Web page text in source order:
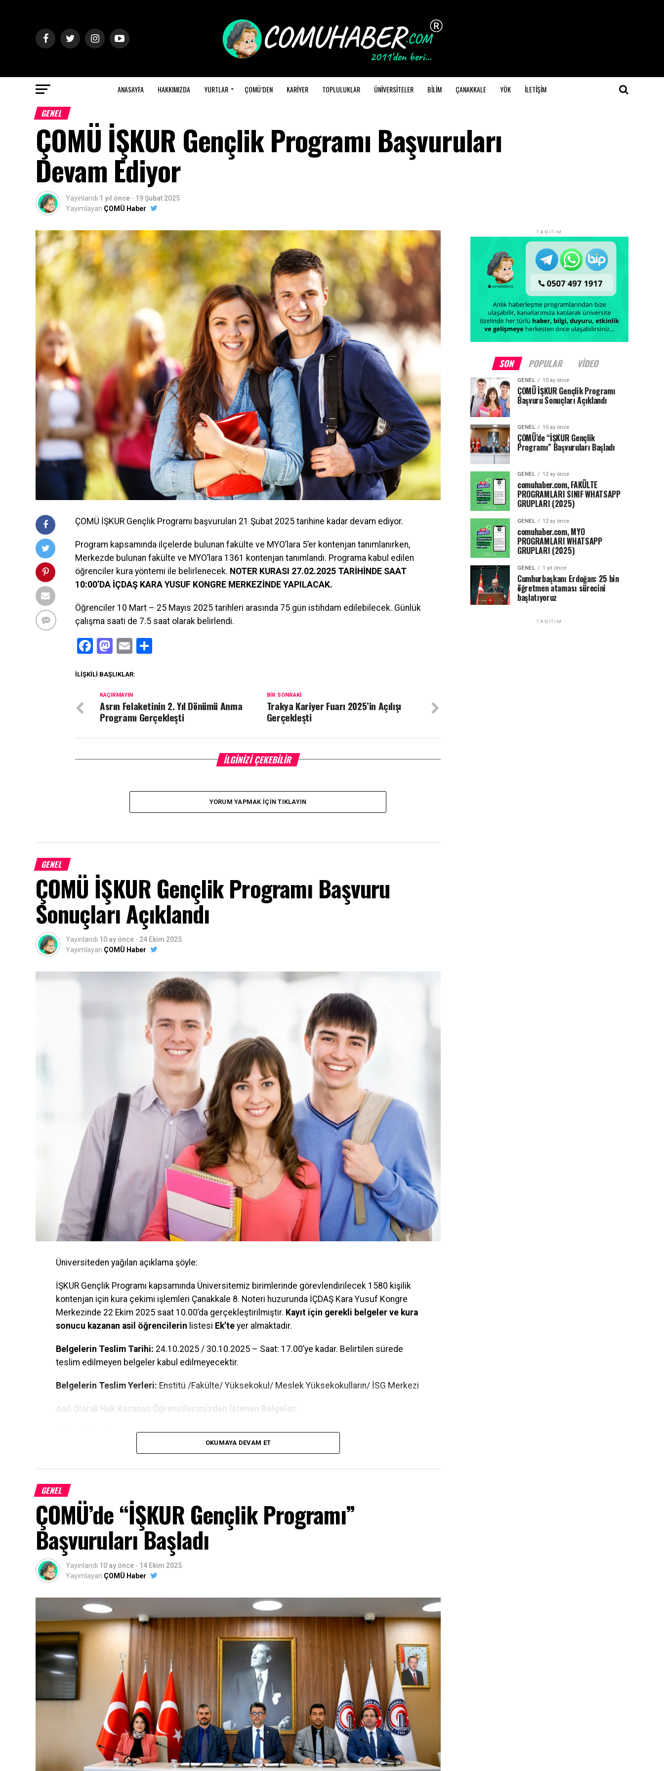
ANASAYFA HAKKIMIZDA YURTLAR ÇOMÜ’DEN KARİYER TOPLULUKLAR ÜNİVERSİTELER BİLİM ÇANAKKALE YÖK İLETİŞİM
GENEL
ÇOMÜ İŞKUR Gençlik Programı Başvuruları
Devam Ediyor
Yayınlandı 1 yıl önce - 19 Şubat 2025
Yayımlayan ÇOMÜ Haber
ÇOMÜ İŞKUR Gençlik Programı başvuruları 21 Şubat 2025 tarihine kadar devam ediyor.
Program kapsamında ilçelerde bulunan fakülte ve MYO’lara 5’er kontenjan tanımlanırken,
Merkezde bulunan fakülte ve MYO’lara 1361 kontenjan tanımlandı. Programa kabul edilen
öğrenciler kura yöntemi ile belirlenecek. NOTER KURASI 27.02.2025 TARİHİNDE SAAT
10:00’DA İÇDAŞ KARA YUSUF KONGRE MERKEZİNDE YAPILACAK.
Öğrenciler 10 Mart – 25 Mayıs 2025 tarihleri arasında 75 gün istihdam edilebilecek. Günlük
çalışma saati de 7.5 saat olarak belirlendi.
Facebook
Mastodon
Email
İLIŞKILI BAŞLIKLAR:
BIR SONRAKI
Trakya Kariyer Fuarı 2025’in Açılışı
Gerçekleşti
KAÇIRMAYIN
Asrın Felaketinin 2. Yıl Dönümü Anma
Programı Gerçekleşti
İLGINIZI ÇEKEBILIR
YORUM YAPMAK İÇIN TIKLAYIN
GENEL
ÇOMÜ İŞKUR Gençlik Programı Başvuru
Sonuçları Açıklandı
Yayınlandı 10 ay önce - 24 Ekim 2025
Yayımlayan ÇOMÜ Haber
Üniversiteden yağılan açıklama şöyle:
İŞKUR Gençlik Programı kapsamında Üniversitemiz birimlerinde görevlendirilecek 1580 kişilik
kontenjan için kura çekimi işlemleri Çanakkale 8. Noteri huzurunda İÇDAŞ Kara Yusuf Kongre
Merkezinde 22 Ekim 2025 saat 10.00’da gerçekleştirilmiştir. Kayıt için gerekli belgeler ve kura
sonucu kazanan asil öğrencilerin listesi Ek’te yer almaktadır.
Belgelerin Teslim Tarihi: 24.10.2025 / 30.10.2025 – Saat: 17.00’ye kadar. Belirtilen sürede
teslim edilmeyen belgeler kabul edilmeyecektir.
Belgelerin Teslim Yerleri: Enstitü /Fakülte/ Yüksekokul/ Meslek Yüksekokulların/ İSG Merkezi
Asil Olarak Hak Kazanan Öğrencilerimizden İstenen Belgeler:
2– Adli Sicil Belgesi (E-Devlet)
evrağı (E-Devlet)
4- Yurtta kalanlar için “Yurtta Barınma Belgesi” (E-Devlet) / Diğer toplu alanlar için “Kanıtlayıcı
Belge” (Yurt ve benzeri toplu yaşam alanlarında olanlar için hane gelir şartı aranmaz.)
5- Aynı Hanede İkamet Eden Kişi Belgesi (E-Devlet) (Yurt ve benzeri toplu yaşam alanları
haricinde yaşayanlar için istenmektedir.)
çalıştıkları yerden barkodlu veya kaşe imzalı Maaş Bordroları ve SGK Hizmet Dökümü (Yurt ve
benzeri toplu yaşam alanları haricinde yaşayanlar için istenmektedir.)
7- Ticari ve zirai geliri olanların vergi levhaları (E-Devlet)
8- Öğrencinin kendisine ait Ziraat Bankası 18 Mart Şubesi İban No Belge (Ziraat Bankasının
başka şubelerinde hesapları olan öğrenciler hesaplarını 18 Mart Şubesine taşımak
zorundadırlar)
9- Sağlık Bilgisi Taahhütnamesi
10- Hane Geliri Taahhütnamesi (Yurtta kalan öğrenciler hariç)
***E-Devletten alınacak belgeler barkotlu belge oluştur seçeneği ile alınacaktır.
OKUMAYA DEVAM ET
GENEL
ÇOMÜ’de “İŞKUR Gençlik Programı”
Başvuruları Başladı
Yayınlandı 10 ay önce - 14 Ekim 2025
Yayımlayan ÇOMÜ Haber
TANITIM
SON POPULAR VIDEO
GENEL 10 ay önce
ÇOMÜ İŞKUR Gençlik Programı
Başvuru Sonuçları Açıklandı
GENEL 10 ay önce
ÇOMÜ’de “İŞKUR Gençlik
Programı” Başvuruları Başladı
GENEL 12 ay önce
comuhaber.com, FAKÜLTE
PROGRAMLARI SINIF WHATSAPP
GRUPLARI (2025)
GENEL 12 ay önce
comuhaber.com, MYO
PROGRAMLARI WHATSAPP
GRUPLARI (2025)
GENEL 1 yıl önce
Cumhurbaşkanı Erdoğan: 25 bin
öğretmen ataması sürecini
başlatıyoruz
TANITIM